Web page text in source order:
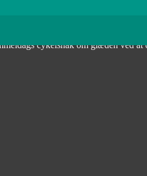
cykelsnak om glæden ved